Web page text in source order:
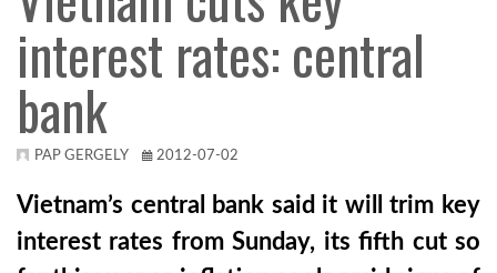
HÍR3D
TROPICALMAGAZIN
GLOBOTV
AFRIKA TUDÁSTÁR
interest rates: central
bank
PAP GERGELY 2012-07-02
Vietnam’s central bank said it will trim key
interest rates from Sunday, its fifth cut so